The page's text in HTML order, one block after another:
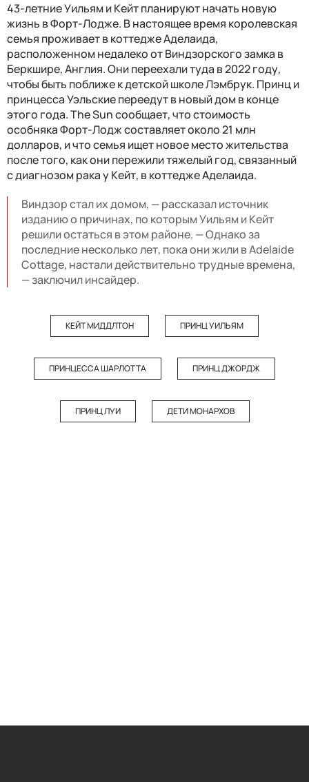
43-летние Уильям и Кейт планируют начать новую
жизнь в Форт-Лодже. В настоящее время королевская
семья проживает в коттедже Аделаида,
расположенном недалеко от Виндзорского замка в
Беркшире, Англия. Они переехали туда в 2022 году,
чтобы быть поближе к детской школе Лэмбрук. Принц и
принцесса Уэльские переедут в новый дом в конце
этого года. The Sun сообщает, что стоимость
особняка Форт-Лодж составляет около 21 млн
долларов, и что семья ищет новое место жительства
после того, как они пережили тяжелый год, связанный
с диагнозом рака у Кейт, в коттедже Аделаида.
Виндзор стал их домом, — рассказал источник
изданию о причинах, по которым Уильям и Кейт
решили остаться в этом районе. — Однако за
последние несколько лет, пока они жили в Adelaide
Cottage, настали действительно трудные времена,
— заключил инсайдер.
КЕЙТ МИДДЛТОН ПРИНЦ УИЛЬЯМ
ПРИНЦЕССА ШАРЛОТТА ПРИНЦ ДЖОРДЖ
ПРИНЦ ЛУИ ДЕТИ МОНАРХОВ